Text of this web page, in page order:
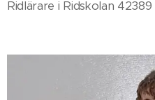
Ridlärare i Ridskolan 42389